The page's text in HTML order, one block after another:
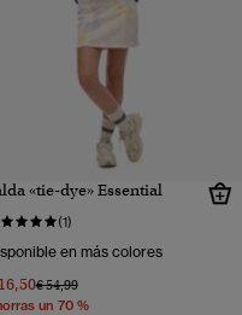
«tie-dye» Essential
(1)
en más colores
Precio rebajado de
€ 54,99a
un 70 %